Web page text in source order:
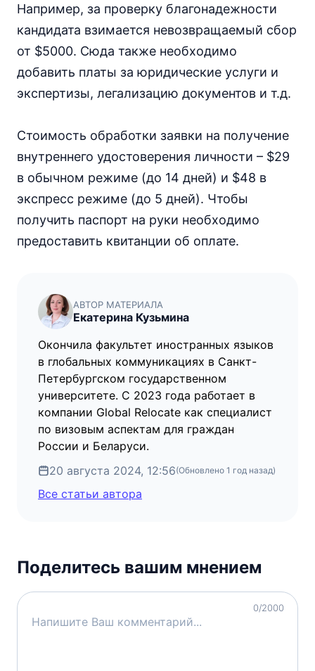
Например, за проверку благонадежности
кандидата взимается невозвращаемый сбор
от $5000. Сюда также необходимо
добавить платы за юридические услуги и
экспертизы, легализацию документов и т.д.
Стоимость обработки заявки на получение
внутреннего удостоверения личности – $29
в обычном режиме (до 14 дней) и $48 в
экспресс режиме (до 5 дней). Чтобы
получить паспорт на руки необходимо
предоставить квитанции об оплате.
АВТОР МАТЕРИАЛА
Екатерина Кузьмина
Окончила факультет иностранных языков
в глобальных коммуникациях в Санкт-
Петербургском государственном
университете. С 2023 года работает в
компании Global Relocate как специалист
по визовым аспектам для граждан
России и Беларуси.
20 августа 2024, 12:56(Обновлено 1 год назад)
Все статьи автора
Поделитесь вашим мнением
0/2000